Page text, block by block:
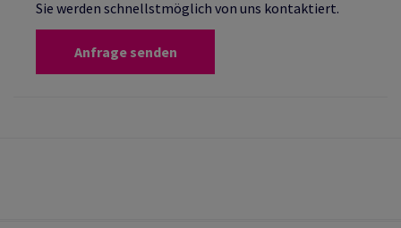
Sie werden schnellstmöglich von uns kontaktiert.
Anfrage senden